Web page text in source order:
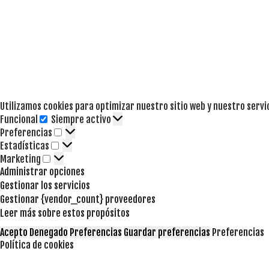
Utilizamos cookies para optimizar nuestro sitio web y nuestro
Funcional
Funcional
Siempre activo
Preferencias
Preferencias
Estadísticas Estadísticas
Marketing Marketing
Administrar opciones
Gestionar los servicios
Gestionar {vendor_count} proveedores
Leer más sobre estos propósitos
Acepto Denegado Preferencias Guardar preferencias Preferencias
Política de cookies